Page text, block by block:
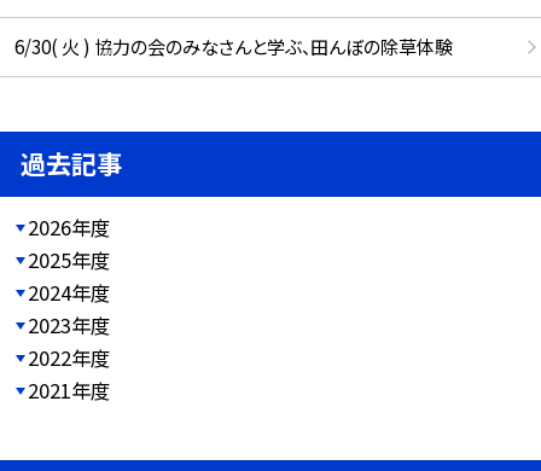
6/30( 火 ) 協力の会のみなさんと学ぶ、田んぼの除草体験
過去記事
2026年度
2025年度
2024年度
2023年度
2022年度
2021年度